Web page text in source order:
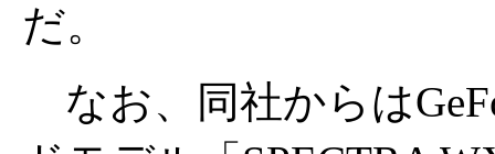
だ。
なお、同社からは